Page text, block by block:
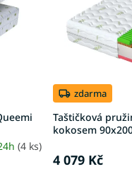
(4 ks)
zdarma
Taštičková
kokosem
4 079 Kč